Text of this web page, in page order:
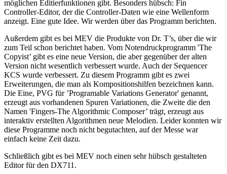
möglichen Editierfunktionen gibt. Besonders hübsch: Fin
Controller-Editor, der die Controller-Daten wie eine Wellenform
anzeigt. Eine gute Idee. Wir werden über das Programm berichten.
Außerdem gibt es bei MEV die Produkte von Dr. T’s, über die wir
zum Teil schon berichtet haben. Vom Notendruckprogramm 'The
Copyist’ gibt es eine neue Version, die aber gegenüber der alten
Version nicht wesentlich verbessert wurde. Auch der Sequencer
KCS wurde verbessert. Zu diesem Programm gibt es zwei
Erweiterungen, die man als Kompositionshilfen bezeichnen kann.
Die Eine, PVG für ’Programable Variations Generator' genannt,
erzeugt aus vorhandenen Spuren Variationen, die Zweite die den
Namen 'Fingers-The Algorithmic Composer’ trägt, erzeugt aus
interaktiv erstellten Algorithmen neue Melodien. Leider konnten wir
diese Programme noch nicht begutachten, auf der Messe war
einfach keine Zeit dazu.
Schließlich gibt es bei MEV noch einen sehr hübsch gestalteten
Editor für den DX711.